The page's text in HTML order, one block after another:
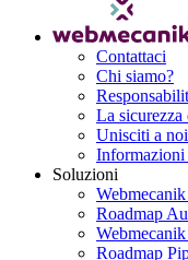
Contattaci
Chi siamo?
La
Unisciti a noi
Soluzioni
Roadmap
Roadmap